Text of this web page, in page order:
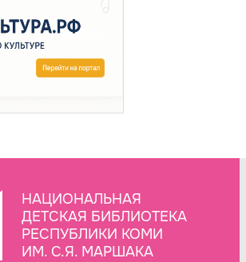
НАЦИОНАЛЬНАЯ
ДЕТСКАЯ БИБЛИОТЕКА
РЕСПУБЛИКИ КОМИ
ИМ. С.Я. МАРШАКА